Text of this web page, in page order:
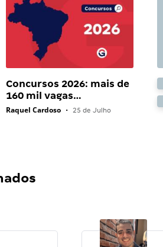
Concursos 2026: mais de
160 mil vagas…
Raquel Cardoso • 25 de Julho